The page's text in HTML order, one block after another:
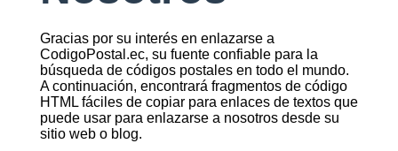
Gracias por su interés en enlazarse a
CodigoPostal.ec, su fuente confiable para la
búsqueda de códigos postales en todo el mundo.
A continuación, encontrará fragmentos de código
HTML fáciles de copiar para enlaces de textos que
puede usar para enlazarse a nosotros desde su
sitio web o blog.